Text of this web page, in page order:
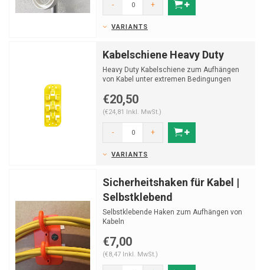
- +
VARIANTS
Kabelschiene Heavy Duty
Heavy Duty Kabelschiene zum Aufhängen
von Kabel unter extremen Bedingungen
€20,50
(€24,81 Inkl. MwSt.)
- +
VARIANTS
Sicherheitshaken für Kabel |
Selbstklebend
Selbstklebende Haken zum Aufhängen von
Kabeln
€7,00
(€8,47 Inkl. MwSt.)